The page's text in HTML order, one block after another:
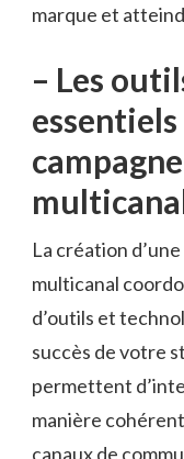
marque et
– Les⁢
La création
⁤multicanal
‍d’outils et
succès de votre⁢
permettent
manière
canaux de